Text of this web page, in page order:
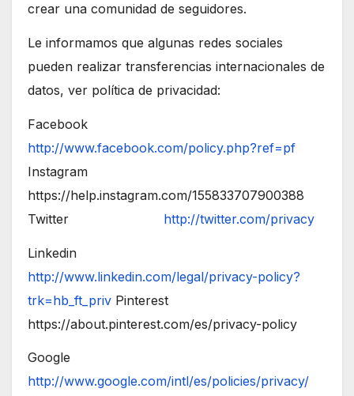
crear una comunidad de seguidores.
Le informamos que algunas redes sociales
pueden realizar transferencias internacionales de
datos, ver política de privacidad:
Facebook
http://www.facebook.com/policy.php?ref=pf
Instagram
https://help.instagram.com/155833707900388
Twitter http://twitter.com/privacy
Linkedin
http://www.linkedin.com/legal/privacy-policy?
trk=hb_ft_priv Pinterest
https://about.pinterest.com/es/privacy-policy
Google
http://www.google.com/intl/es/policies/privacy/